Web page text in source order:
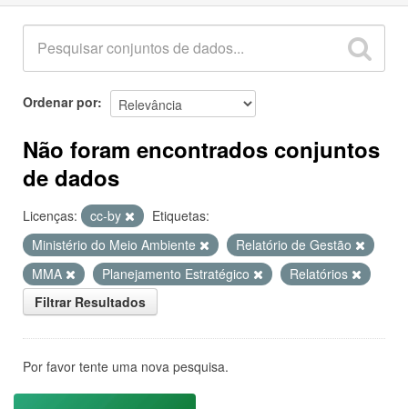
Ordenar por
Não foram encontrados conjuntos
de dados
Licenças: cc-by
Etiquetas:
Ministério do Meio Ambiente
Relatório de Gestão
MMA
Planejamento Estratégico
Relatórios
Filtrar Resultados
Por favor tente uma nova pesquisa.